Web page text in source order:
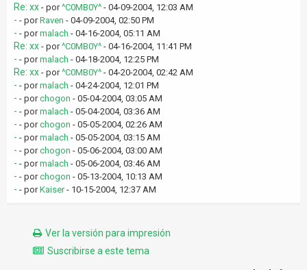
Re: xx - por^C0MB0Y^ - 04-09-2004, 12:03 AM
- - porRaven - 04-09-2004, 02:50 PM
- - pormalach - 04-16-2004, 05:11 AM
Re: xx - por^C0MB0Y^ - 04-16-2004, 11:41 PM
- - pormalach - 04-18-2004, 12:25 PM
Re: xx - por^C0MB0Y^ - 04-20-2004, 02:42 AM
- - pormalach - 04-24-2004, 12:01 PM
- - porchogon - 05-04-2004, 03:05 AM
- - pormalach - 05-04-2004, 03:36 AM
- - porchogon - 05-05-2004, 02:26 AM
- - pormalach - 05-05-2004, 03:15 AM
- - porchogon - 05-06-2004, 03:00 AM
- - pormalach - 05-06-2004, 03:46 AM
- - porchogon - 05-13-2004, 10:13 AM
- - porKaiser- 10-15-2004, 12:37 AM
Ver la versión para impresión
Suscribirse a este tema